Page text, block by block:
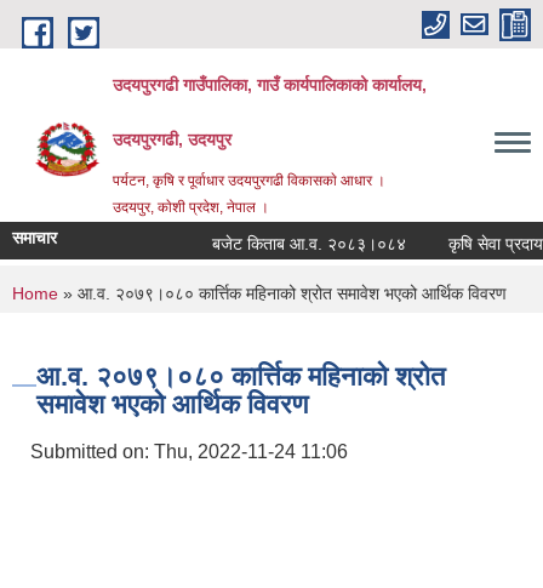
Skip to main content
उदयपुरगढी गाउँपालिका, गाउँ कार्यपालिकाको कार्यालय,
उदयपुरगढी, उदयपुर
पर्यटन, कृषि र पूर्वाधार उदयपुरगढी विकासकाे आधार ।
उदयपुर, काेशी प्रदेश, नेपाल ।
समाचार बजेट किताब आ.व. २०८३।०८४ कृषि सेवा
You are here
Home » आ.व. २०७९।०८० कार्त्तिक महिनाको श्रोत समावेश भएको आर्थिक विवरण
आ.व. २०७९।०८० कार्त्तिक महिनाको श्रोत
समावेश भएको आर्थिक विवरण
Submitted on: Thu, 2022-11-24 11:06